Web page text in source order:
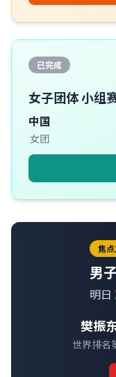
已完成
女子团体 小组
中国
女团
焦
男
明日
樊振
世界排名